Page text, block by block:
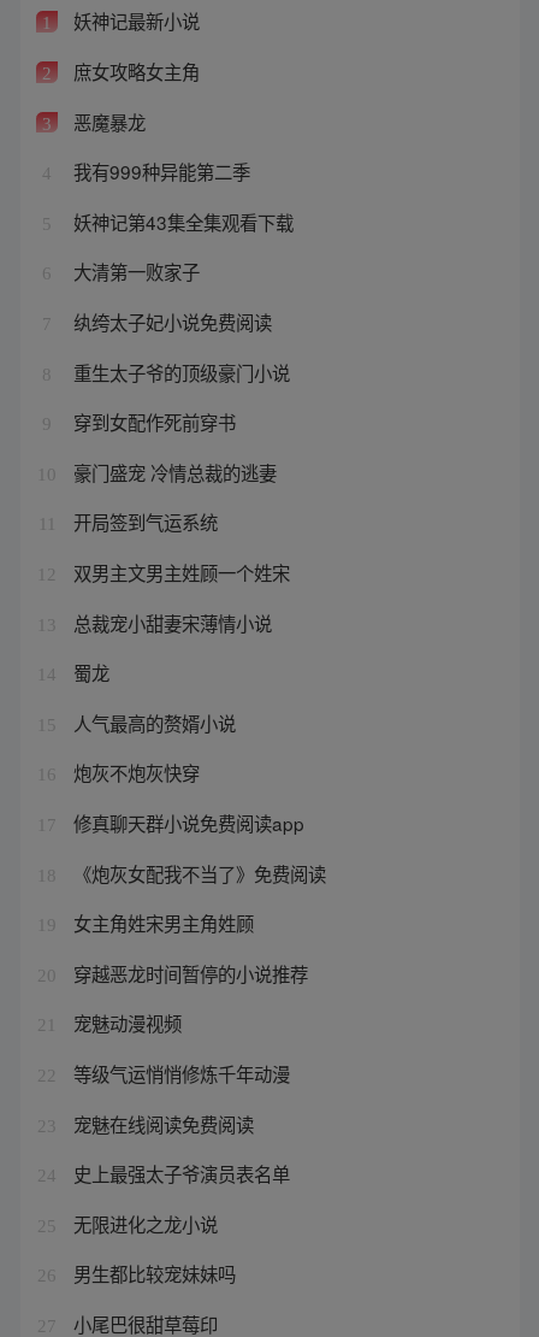
1 妖神记最新小说
2 庶女攻略女主角
3 恶魔暴龙
4 我有999种异能第二季
5 妖神记第43集全集观看下载
6 大清第一败家子
7 纨绔太子妃小说免费阅读
8 重生太子爷的顶级豪门小说
9 穿到女配作死前穿书
10 豪门盛宠 冷情总裁的逃妻
开局签到气运系统
12 双男主文男主姓顾一个姓宋
13 总裁宠小甜妻宋薄情小说
14 蜀龙
15 人气最高的赘婿小说
16 炮灰不炮灰快穿
17 修真聊天群小说免费阅读app
18 《炮灰女配我不当了》免费阅读
19 女主角姓宋男主角姓顾
20 穿越恶龙时间暂停的小说推荐
21 宠魅动漫视频
22 等级气运悄悄修炼千年动漫
23 宠魅在线阅读免费阅读
24 史上最强太子爷演员表名单
25 无限进化之龙小说
26 男生都比较宠妹妹吗
27 小尾巴很甜草莓印